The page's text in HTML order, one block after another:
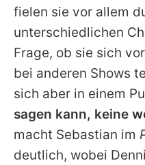
fielen sie vor allem
unterschiedlichen
Frage, ob sie sich
bei anderen Shows
sich aber in einem
sagen kann, keine
macht Sebastian im
deutlich, wobei